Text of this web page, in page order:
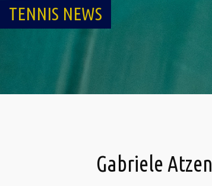
TENNIS NEWS
Gabriele